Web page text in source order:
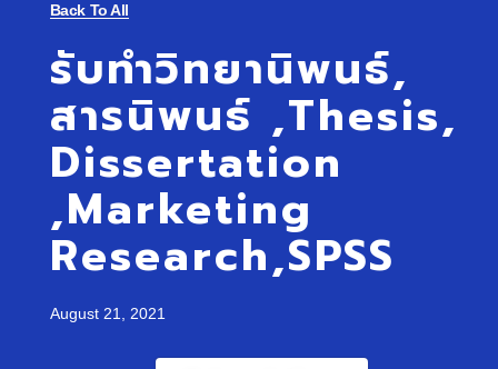
Back To All
รับทำวิทยานิพนธ์,
สารนิพนธ์ ,Thesis,
Dissertation
,Marketing
Research,SPSS
August 21, 2021